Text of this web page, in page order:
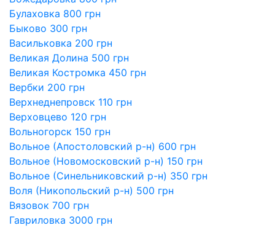
Булаховка 800 грн
Быково 300 грн
Васильковка 200 грн
Великая Долина 500 грн
Великая Костромка 450 грн
Вербки 200 грн
Верхнеднепровск 110 грн
Верховцево 120 грн
Вольногорск 150 грн
Вольное (Апостоловский р-н) 600 грн
Вольное (Новомосковский р-н) 150 грн
Вольное (Синельниковский р-н) 350 грн
Воля (Никопольский р-н) 500 грн
Вязовок 700 грн
Гавриловка 3000 грн